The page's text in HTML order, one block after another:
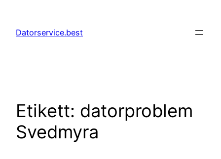
innehåll
Datorservice.best
Etikett: datorproblem
Svedmyra